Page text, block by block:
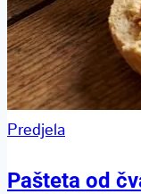
Predjela
Pašteta od